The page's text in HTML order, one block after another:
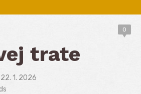
0
trate
Posted
on
22. 1. 2026